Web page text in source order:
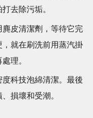
去除污垢。
皮清潔劑，等待它完
就在刷洗前用蒸汽掛
理。
科技泡綿清潔。最後
損壞和受潮。